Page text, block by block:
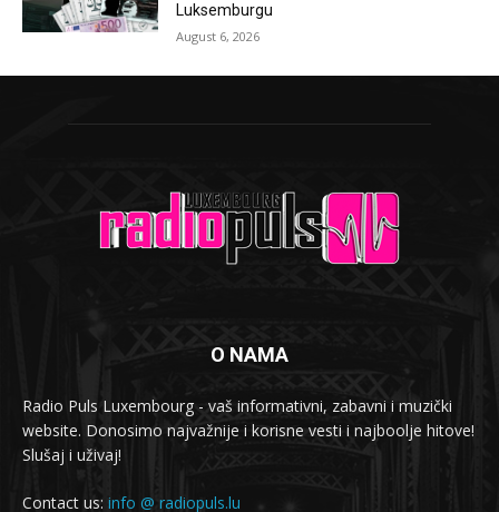
Luksemburgu
August 6, 2026
O NAMA
Radio Puls Luxembourg - vaš informativni, zabavni i muzički
website. Donosimo najvažnije i korisne vesti i najboolje hitove!
Slušaj i uživaj!
Contact us: info @ radiopuls.lu